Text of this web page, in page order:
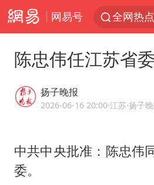
网易号 全网热
陈忠伟任江苏省
扬子晚报
2026-06-16 20:00·江苏·扬子
中共中央批准： 陈忠伟
委。